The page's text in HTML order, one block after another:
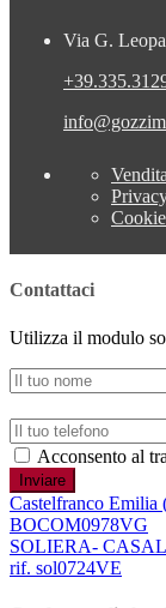
Via G.
Contattaci
Utilizza il modulo
Acconsento al
Inviare
Castelfranco
BOCOM0978VG
SOLIERA-
rif. sol0724VE